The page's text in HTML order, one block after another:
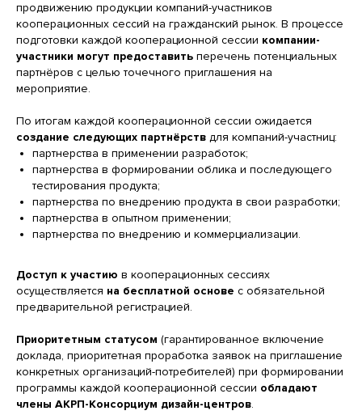
продвижению продукции компаний-участников
кооперационных сессий на гражданский рынок. В процессе
подготовки каждой кооперационной сессии компании-
участники могут предоставить перечень потенциальных
партнёров с целью точечного приглашения на
мероприятие.
По итогам каждой кооперационной сессии ожидается
создание следующих партнёрств для компаний-участниц:
партнерства в применении разработок;
партнерства в формировании облика и последующего
тестирования продукта;
партнерства по внедрению продукта в свои разработки;
партнерства в опытном применении;
партнерства по внедрению и коммерциализации.
Доступ к участию в кооперационных сессиях
осуществляется на бесплатной основе с обязательной
предварительной регистрацией.
Приоритетным статусом (гарантированное включение
доклада, приоритетная проработка заявок на приглашение
конкретных организаций-потребителей) при формировании
программы каждой кооперационной сессии обладают
члены АКРП-Консорциум дизайн-центров.